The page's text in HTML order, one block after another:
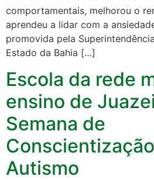
comportamentais, melhorou o
aprendeu a lidar com a
promovida pela
Estado da Bahia […]
Escola da rede
ensino de
Semana de
Autismo